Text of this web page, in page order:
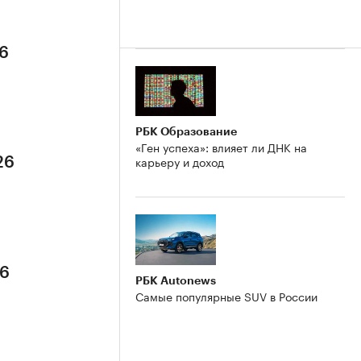
РБК Образование
«Ген успеха»: влияет ли ДНК на
карьеру и доход
РБК Autonews
Самые популярные SUV в России